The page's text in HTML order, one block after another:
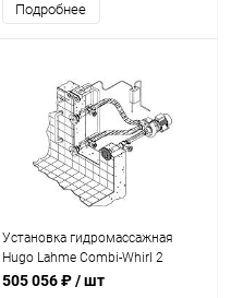
Подробнее
Установка гидромассажная
Hugo Lahme Combi-Whirl 2
(8610020)
505 056 ₽/ шт